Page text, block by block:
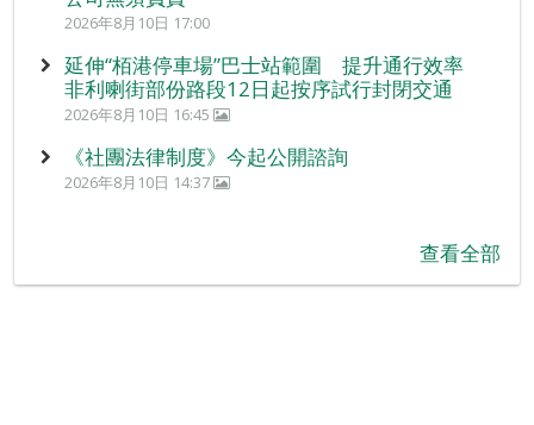
2026年8月10日 17:00
延伸“栢港停車場”巴士站範圍 提升通行效率
非利喇街部份路段12日起按序試行封閉交通
2026年8月10日 16:45
《社團法律制度》今起公開諮詢
2026年8月10日 14:37
查看全部